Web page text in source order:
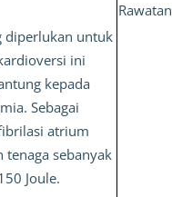
diperlukan untuk
ini
kepada
Sebagai
atrium
tenaga sebanyak
Joule.
Rawatan